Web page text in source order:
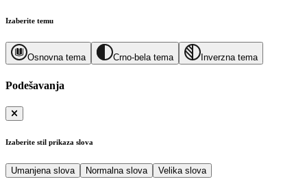
Izaberite temu
Osnovna tema Crno-bela tema Inverzna tema
Podešavanja
Izaberite stil prikaza slova
Umanjena slova Normalna slova Velika slova